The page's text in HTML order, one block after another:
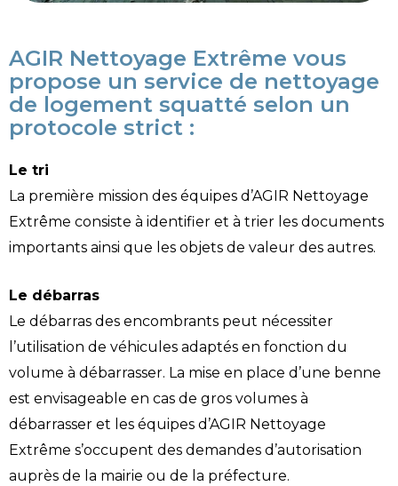
AGIR Nettoyage Extrême vous
propose un service de nettoyage
de logement squatté selon un
protocole strict :
Le tri
La première mission des équipes d’AGIR Nettoyage
Extrême consiste à identifier et à trier les documents
importants ainsi que les objets de valeur des autres.
Le débarras
Le débarras des encombrants peut nécessiter
l’utilisation de véhicules adaptés en fonction du
volume à débarrasser. La mise en place d’une benne
est envisageable en cas de gros volumes à
débarrasser et les équipes d’AGIR Nettoyage
Extrême s’occupent des demandes d’autorisation
auprès de la mairie ou de la préfecture.